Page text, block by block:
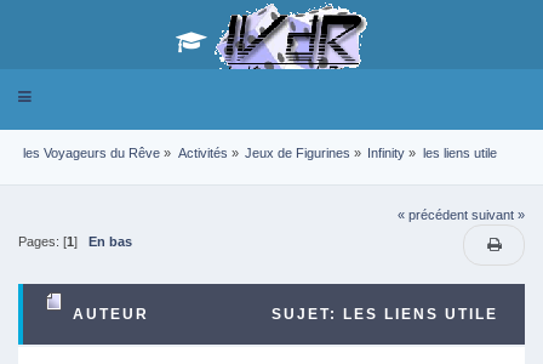
Toggle
les Voyageurs du Rêve » Activités » Jeux de Figurines » Infinity » les liens utile
« précédent suivant »
Pages: [1] En bas
AUTEUR SUJET: LES LIENS UTILE